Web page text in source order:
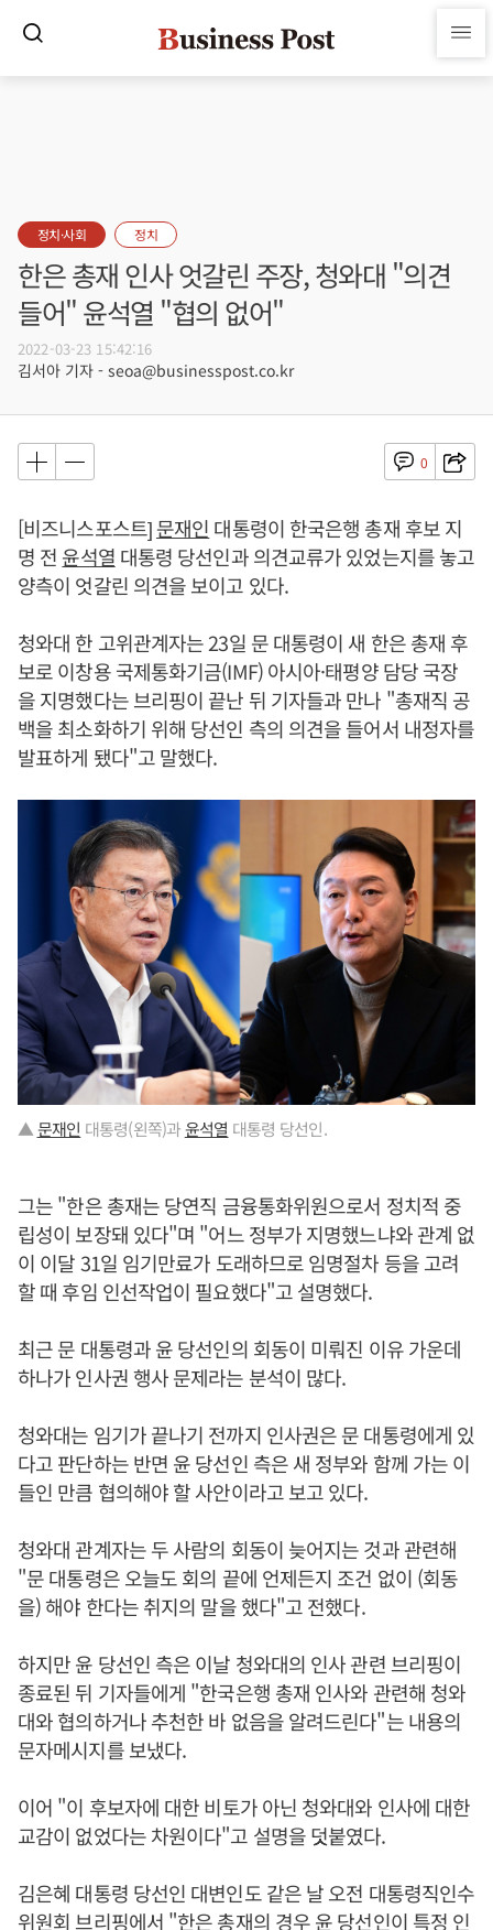
정치·사회 정치
한은 총재 인사 엇갈린 주장, 청와대 "의견
들어" 윤석열 "협의 없어"
2022-03-23 15:42:16
김서아 기자 - seoa@businesspost.co.kr
0
[비즈니스포스트]문재인 대통령이 한국은행 총재 후보 지
명 전 윤석열 대통령 당선인과 의견교류가 있었는지를 놓고
양측이 엇갈린 의견을 보이고 있다.
청와대 한 고위관계자는 23일 문 대통령이 새 한은 총재 후
보로 이창용 국제통화기금(IMF) 아시아·태평양 담당 국장
을 지명했다는 브리핑이 끝난 뒤 기자들과 만나 "총재직 공
백을 최소화하기 위해 당선인 측의 의견을 들어서 내정자를
발표하게 됐다"고 말했다.
▲문재인 대통령(왼쪽)과윤석열 대통령 당선인.
그는 "한은 총재는 당연직 금융통화위원으로서 정치적 중
립성이 보장돼 있다"며 "어느 정부가 지명했느냐와 관계 없
이 이달 31일 임기만료가 도래하므로 임명절차 등을 고려
할 때 후임 인선작업이 필요했다"고 설명했다.
최근 문 대통령과 윤 당선인의 회동이 미뤄진 이유 가운데
하나가 인사권 행사 문제라는 분석이 많다.
청와대는 임기가 끝나기 전까지 인사권은 문 대통령에게 있
다고 판단하는 반면 윤 당선인 측은 새 정부와 함께 가는 이
들인 만큼 협의해야 할 사안이라고 보고 있다.
청와대 관계자는 두 사람의 회동이 늦어지는 것과 관련해
"문 대통령은 오늘도 회의 끝에 언제든지 조건 없이 (회동
을) 해야 한다는 취지의 말을 했다"고 전했다.
하지만 윤 당선인 측은 이날 청와대의 인사 관련 브리핑이
종료된 뒤 기자들에게 "한국은행 총재 인사와 관련해 청와
대와 협의하거나 추천한 바 없음을 알려드린다"는 내용의
문자메시지를 보냈다.
이어 "이 후보자에 대한 비토가 아닌 청와대와 인사에 대한
교감이 없었다는 차원이다"고 설명을 덧붙였다.
김은혜 대통령 당선인 대변인도 같은 날 오전 대통령직인수
위원회 브리핑에서 "한은 총재의 경우 윤 당선인이 특정 인